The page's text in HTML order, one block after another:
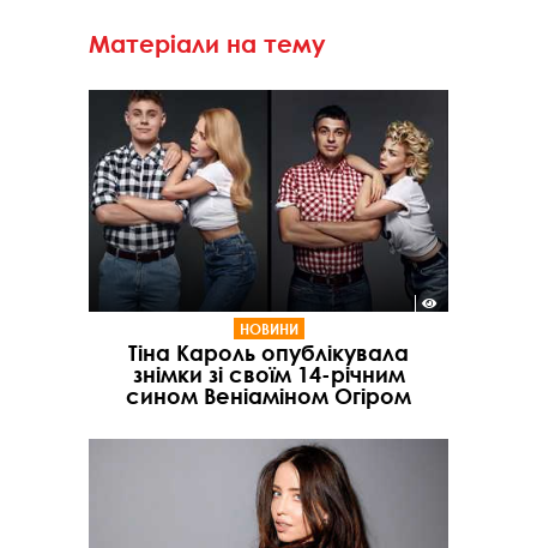
Матеріали на тему
НОВИНИ
Тіна Кароль опублікувала
знімки зі своїм 14-річним
сином Веніаміном Огіром